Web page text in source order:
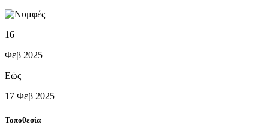
16
Φεβ 2025
Εώς
17 Φεβ 2025
Τοποθεσία